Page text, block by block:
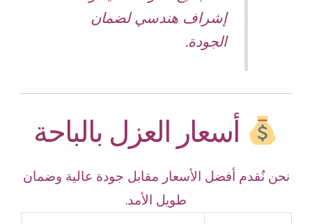
إشراف هندسي لضمان
الجودة.
أسعار العزل بالباحة
نحن نُقدم أفضل الأسعار مقابل جودة عالية وضمان
طويل الأمد.